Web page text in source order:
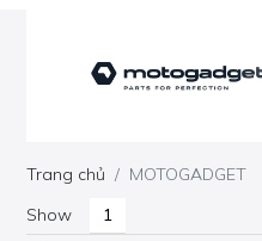
Trang chủ
MOTOGADGET
Show